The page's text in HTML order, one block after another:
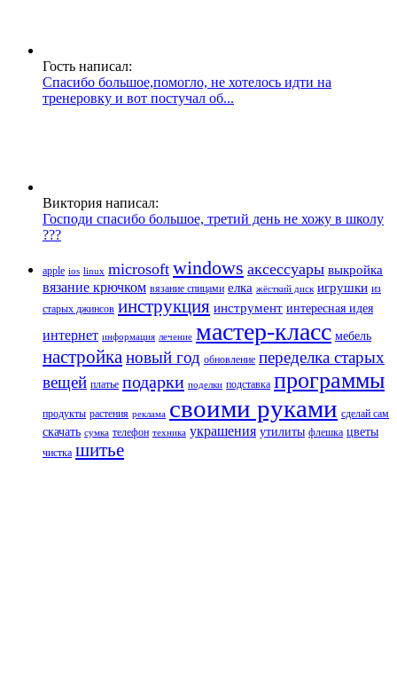
Гость написал:
Спасибо большое,помогло, не хотелось идти на
тренеровку и вот постучал об...
Виктория написал:
Господи спасибо большое, третий день не хожу в школу
???
apple ios linux microsoft windows аксессуары выкройка
вязание крючком вязание спицами елка жёсткий диск игрушки из
старых джинсов инструкция инструмент интересная идея
интернет информация лечение мастер-класс мебель
настройка новый год обновление переделка старых
вещей платье подарки поделки подставка программы
продукты растения реклама своими руками сделай сам
скачать сумка телефон техника украшения утилиты флешка цветы
чистка шитье